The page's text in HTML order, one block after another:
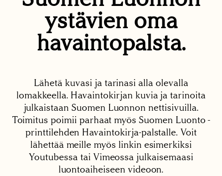
ystävien oma
havaintopalsta.
Lähetä kuvasi ja tarinasi alla olevalla
lomakkeella. Havaintokirjan kuvia ja tarinoita
julkaistaan Suomen Luonnon nettisivuilla.
Toimitus poimii parhaat myös Suomen Luonto -
printtilehden Havaintokirja-palstalle. Voit
lähettää meille myös linkin esimerkiksi
Youtubessa tai Vimeossa julkaisemaasi
luontoaiheiseen videoon.